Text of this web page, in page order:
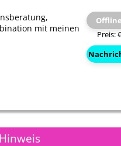
mit meinen
Preis: